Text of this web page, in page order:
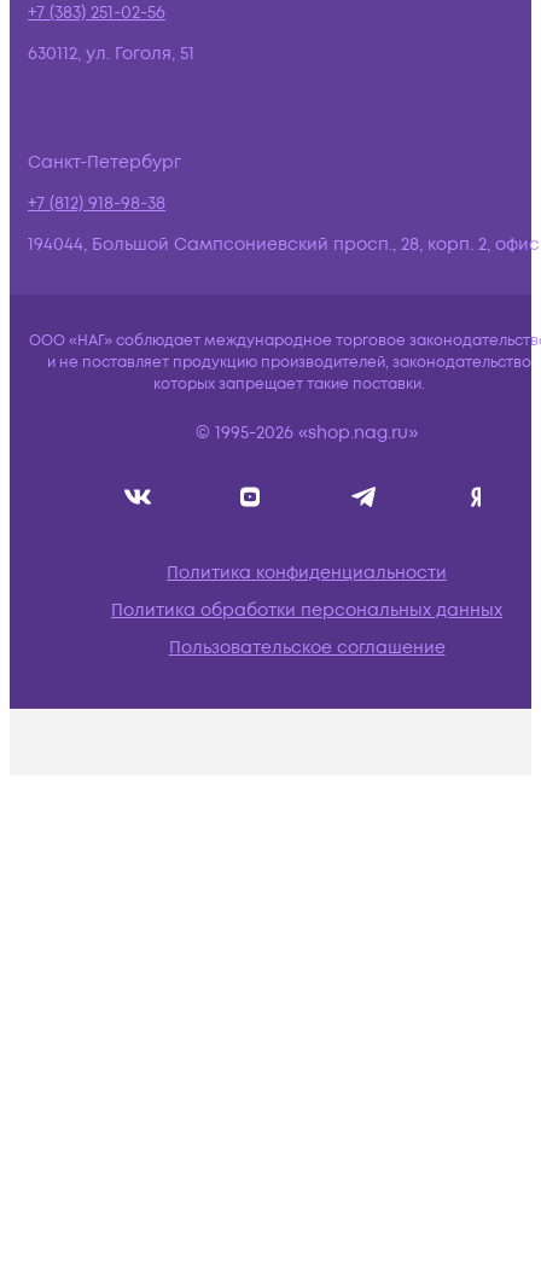
+7 (383) 251-02-56
630112, ул. Гоголя, 51
Санкт-Петербург
+7 (812) 918-98-38
194044, Большой Сампсониевский просп., 28, корп. 2,
ООО «НАГ» соблюдает международное торговое
и не поставляет продукцию производителей, законодательство
которых запрещает такие поставки.
© 1995-2026 «shop.nag.ru»
Политика конфиденциальности
Политика обработки персональных данных
Пользовательское соглашение